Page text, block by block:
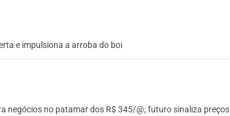
e impulsiona a arroba do boi
negócios no patamar dos R$ 345/@; futuro sinaliza preços